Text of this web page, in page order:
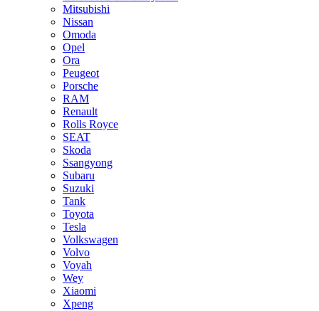
Mitsubishi
Nissan
Omoda
Opel
Ora
Peugeot
Porsche
RAM
Renault
Rolls Royce
SEAT
Skoda
Ssangyong
Subaru
Suzuki
Tank
Toyota
Tesla
Volkswagen
Volvo
Voyah
Wey
Xiaomi
Xpeng